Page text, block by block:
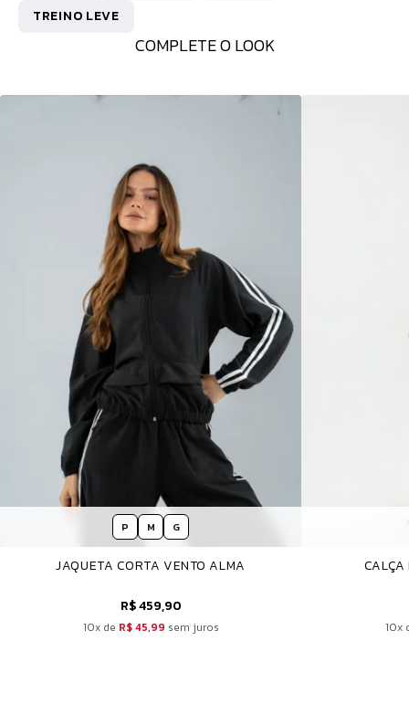
COMPLETE O LOOK
P M G
JAQUETA CORTA VENTO ALMA
R$ 459,90
10x de R$ 45,99 sem juros 10x
TREINO LEVE